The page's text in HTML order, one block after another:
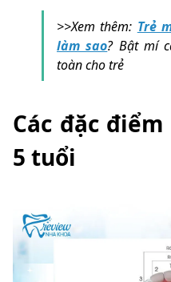
>>Xem thêm: Trẻ
làm sao? Bật mí
toàn cho trẻ
Các đặc
5 tuổi